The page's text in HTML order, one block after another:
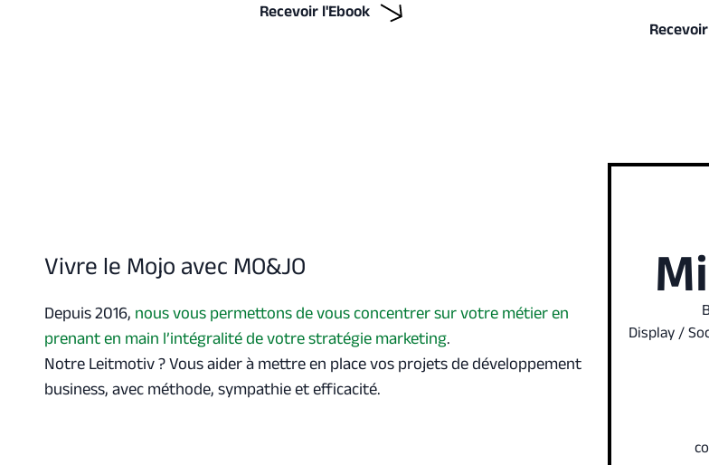
comprendre ce qui peut être adapté… et ce qui doit être
Recevoir l'Ebook
comprendre ce qui peut être adapté… et
Vivre le Mojo avec MO&JO
Depuis 2016, nous vous permettons de vous concentrer sur votre métier en
prenant en main l’intégralité de votre stratégie marketing.
Notre Leitmotiv ? Vous aider à mettre en place vos projets de développement
business, avec méthode, sympathie et efficacité.
Display /